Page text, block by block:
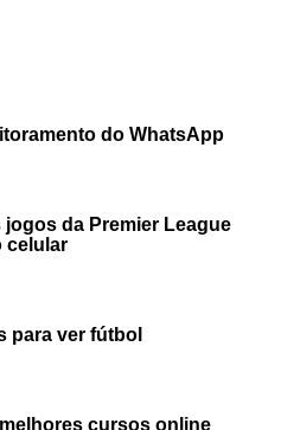
do WhatsApp
da Premier League
celular
para ver fútbol
cursos online